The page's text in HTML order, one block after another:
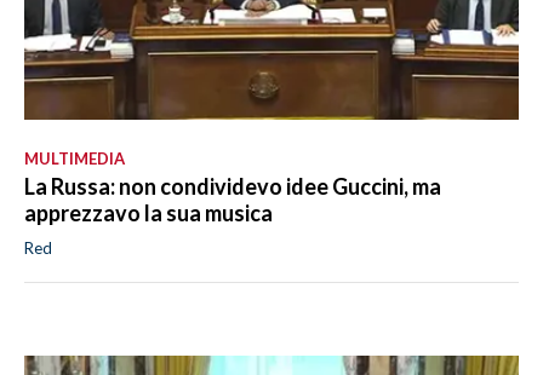
MULTIMEDIA
La Russa: non condividevo idee Guccini, ma
apprezzavo la sua musica
Red